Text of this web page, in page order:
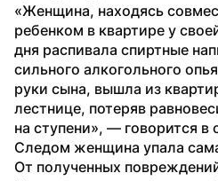
«Женщина, находясь
ребенком в квартире у
дня распивала спиртные
сильного алкогольного
руки сына, вышла из
лестнице, потеряв
на ступени», — говорится
Следом женщина упала
От полученных